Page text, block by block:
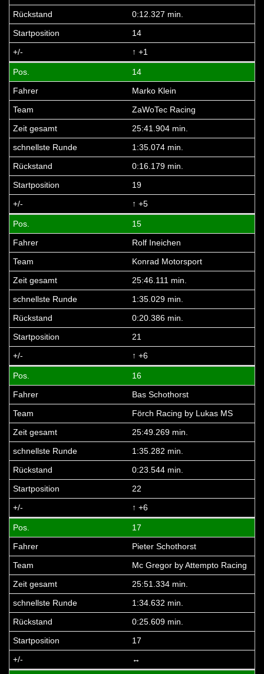
0:12.327 min.
14
↑ +1
14
Marko Klein
ZaWoTec Racing
25:41.904 min.
1:35.074 min.
0:16.179 min.
19
↑ +5
15
Rolf Ineichen
Konrad Motorsport
25:46.111 min.
1:35.029 min.
0:20.386 min.
21
↑ +6
16
Bas Schothorst
Förch Racing by Lukas MS
25:49.269 min.
1:35.282 min.
0:23.544 min.
22
↑ +6
17
Pieter Schothorst
Mc Gregor by Attempto Racing
25:51.334 min.
1:34.632 min.
0:25.609 min.
17
↔